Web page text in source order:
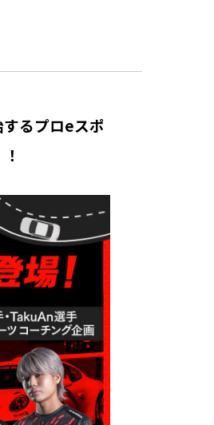
るプロeスポ